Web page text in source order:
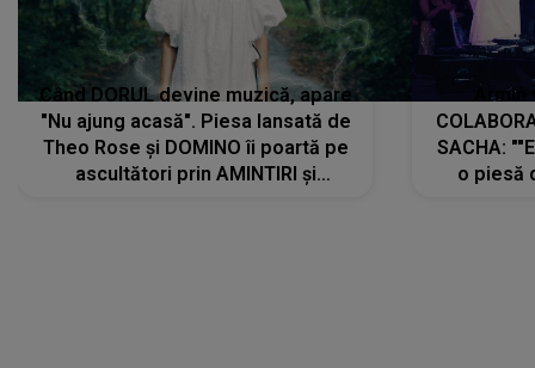
Când DORUL devine muzică, apare
"Nu ajung acasă". Piesa lansată de
Theo Rose și DOMINO îi poartă pe
ascultători prin AMINTIRI și
SACHA:
o piesă